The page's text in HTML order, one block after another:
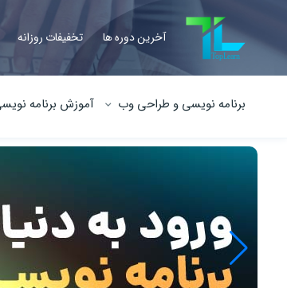
آخرین دوره ها تخفیفات روزانه
برنامه نویسی و طراحی وب آموزش برنامه